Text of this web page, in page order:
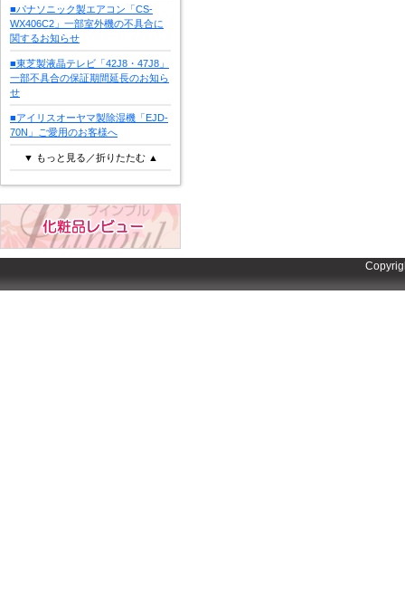
■パナソニック製エアコン「CS-
WX406C2」一部室外機の不具合に
関するお知らせ
■東芝製液晶テレビ「42J8・47J8」
一部不具合の保証期間延長のお知ら
せ
■アイリスオーヤマ製除湿機「EJD-
70N」ご愛用のお客様へ
▼ もっと見る／折りたたむ ▲